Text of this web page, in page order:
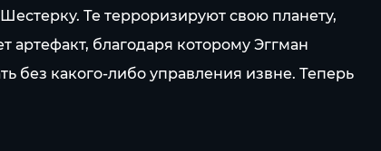
Те терроризируют свою планету,
артефакт, благодаря которому Эггман
без какого-либо управления извне. Теперь